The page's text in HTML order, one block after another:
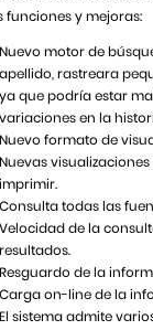
funciones y mejoras:
Nuevo motor de
apellido, rastreara
ya que podría estar
variaciones en la
Nuevo formato de
Nuevas
imprimir.
Consulta todas las
Velocidad de la
resultados.
Resguardo de la
Carga on-line de la
El sistema admite